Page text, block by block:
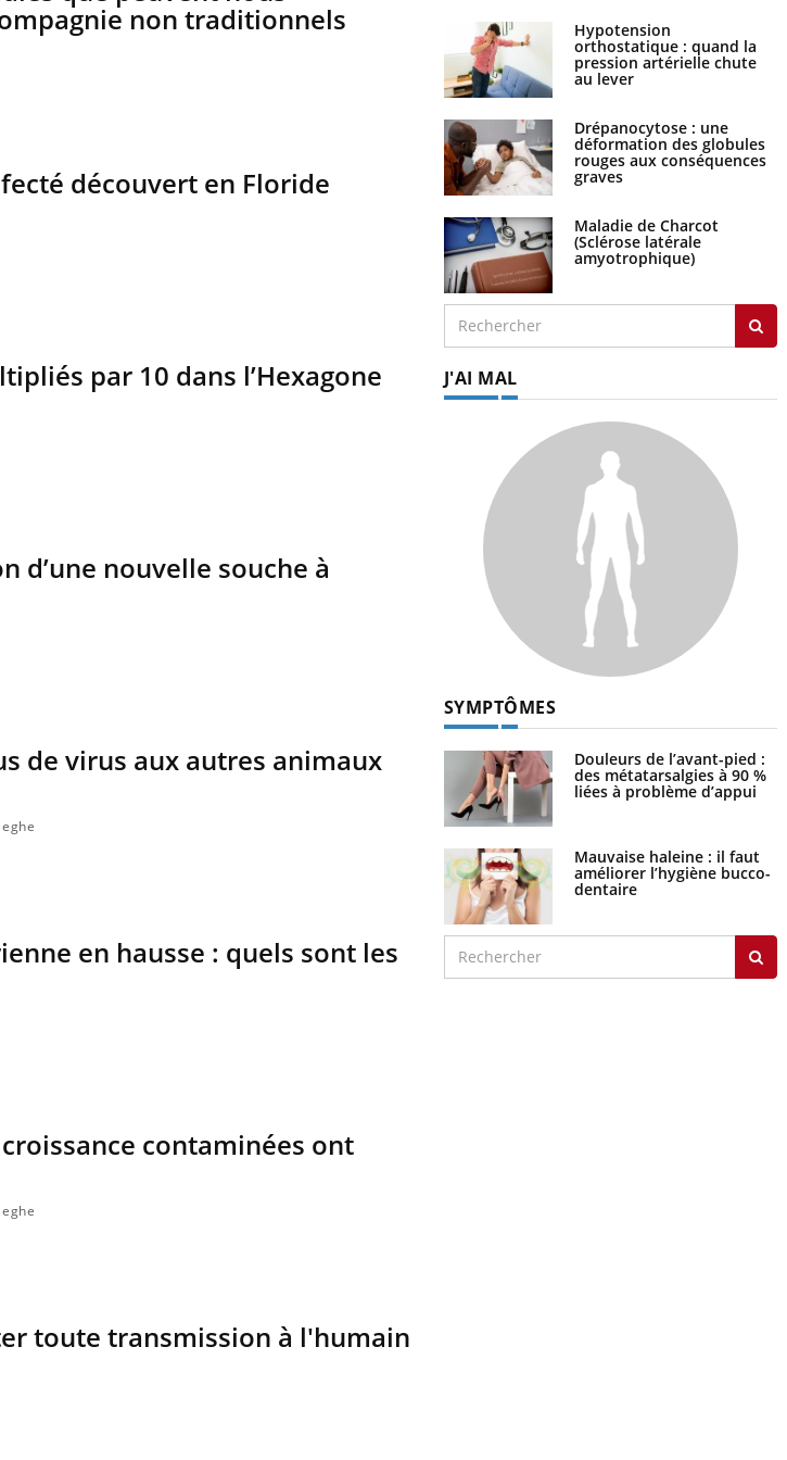
non traditionnels
découvert en Floride
par 10 dans l’Hexagone
d’une nouvelle souche à
de virus aux autres animaux
en hausse : quels sont les
contaminées ont
toute transmission à l'humain
Hypotension
orthostatique : quand la
pression artérielle chute
au lever
Drépanocytose : une
déformation des globules
rouges aux conséquences
graves
Maladie de Charcot
(Sclérose latérale
amyotrophique)
J'AI MAL
SYMPTÔMES
Douleurs de l’avant-pied :
des métatarsalgies à 90 %
liées à problème d’appui
Mauvaise haleine : il faut
améliorer l’hygiène bucco-
dentaire